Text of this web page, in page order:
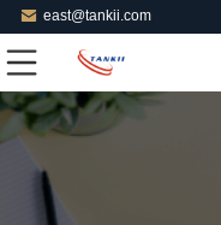
east@tankii.com